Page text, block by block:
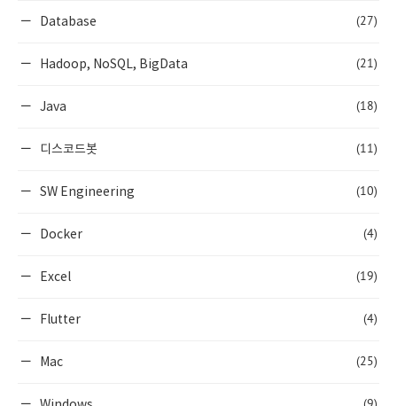
Database (27)
Hadoop, NoSQL, BigData (21)
Java (18)
디스코드봇 (11)
SW Engineering (10)
Docker (4)
Excel (19)
Flutter (4)
Mac (25)